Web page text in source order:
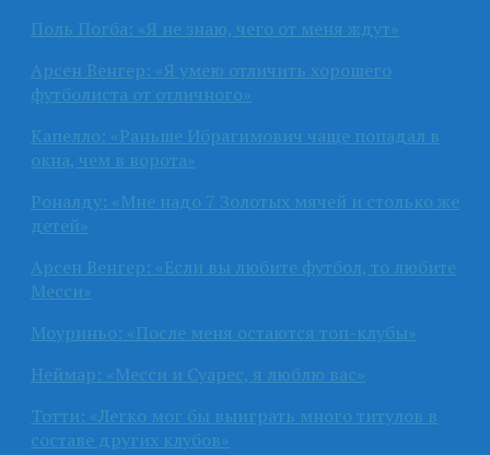
Поль Погба: «Я не знаю, чего от меня ждут»
Арсен Венгер: «Я умею отличить хорошего
футболиста от отличного»
Капелло: «Раньше Ибрагимович чаще попадал в
окна, чем в ворота»
Роналду: «Мне надо 7 Золотых мячей и столько же
детей»
Арсен Венгер: «Если вы любите футбол, то любите
Месси»
Моуриньо: «После меня остаются топ-клубы»
Неймар: «Месси и Суарес, я люблю вас»
Тотти: «Легко мог бы выиграть много титулов в
составе других клубов»